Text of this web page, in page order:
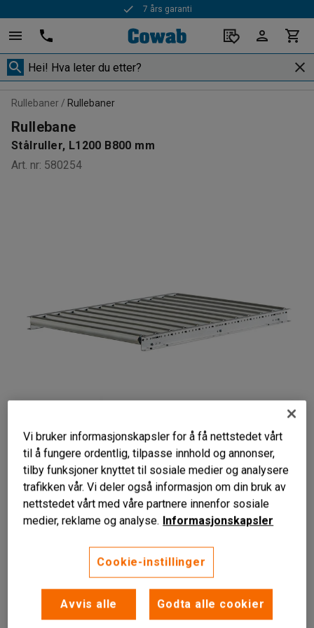
Rask levering
Rullebaner Rullebaner
Rullebane
Stålruller, L1200 B800 mm
Art. nr: 580254
Rullebane i elforsinket stål
Vi bruker informasjonskapsler for å få nettstedet vårt
til å fungere ordentlig, tilpasse innhold og annonser,
tilby funksjoner knyttet til sosiale medier og analysere
trafikken vår. Vi deler også informasjon om din bruk av
nettstedet vårt med våre partnere innenfor sosiale
medier, reklame og analyse. Informasjonskapsler
Cookie-instillinger
Avvis alle Godta alle cookier